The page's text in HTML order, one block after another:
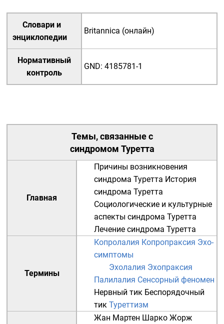
Словари и
энциклопедии
Britannica (онлайн)
Нормативный
контроль
GND: 4185781-1
Темы, связанные с
синдромом Туретта
Главная
Причины возникновения
синдрома Туретта История
синдрома Туретта
Социологические и культурные
аспекты синдрома Туретта
Лечение синдрома Туретта
Термины
Копролалия Копропраксия Эхо-
симптомы
Эхолалия Эхопраксия
Палилалия Сенсорный феномен
Нервный тик Беспорядочный
тик Туреттизм
Жан Мартен Шарко Жорж